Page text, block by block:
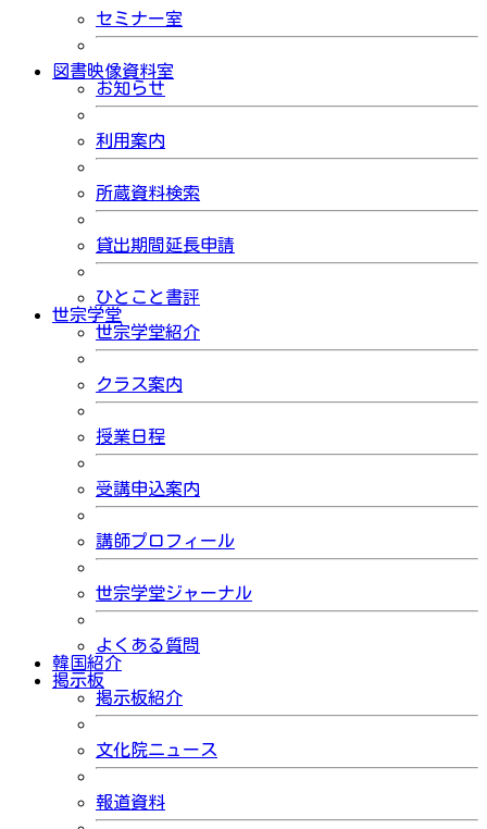
セミナー室
図書映像資料室
お知らせ
利用案内
所蔵資料検索
貸出期間延長申請
ひとこと書評
世宗学堂
世宗学堂紹介
クラス案内
授業日程
受講申込案内
講師プロフィール
世宗学堂ジャーナル
よくある質問
韓国紹介
掲示板
掲示板紹介
文化院ニュース
報道資料